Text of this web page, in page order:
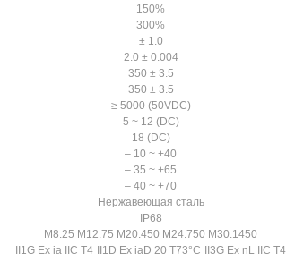
150%
300%
± 1.0
2.0 ± 0.004
350 ± 3.5
350 ± 3.5
≥ 5000 (50VDC)
5 ~ 12 (DC)
18 (DC)
– 10 ~ +40
– 35 ~ +65
– 40 ~ +70
Нержавеющая сталь
IP68
M8:25 M12:75 M20:450 M24:750 M30:1450
II1G Ex ia IIC T4 II1D Ex iaD 20 T73°С II3G Ex nL IIC T4